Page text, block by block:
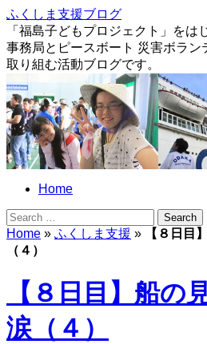
ふくしま支援ブログ
「福島子どもプロジェクト」をは
事務局とピースボート 災害ボラン
取り組む活動ブログです。
Home
Home » ふくしま支援 »
【８日目
（４）
【８日目】船の
涙（４）